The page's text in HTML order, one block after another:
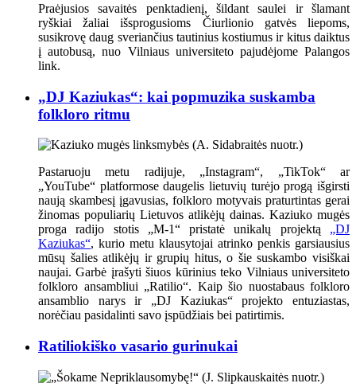
Praėjusios savaitės penktadienį, šildant saulei ir šlamant
ryškiai žaliai išsprogusioms Čiurlionio gatvės liepoms,
susikrovę daug sveriančius tautinius kostiumus ir kitus daiktus
į autobusą, nuo Vilniaus universiteto pajudėjome Palangos
link.
„DJ Kaziukas“: kai popmuzika suskamba
folkloro ritmu
Pastaruoju metu radijuje, „Instagram“, „TikTok“ ar
„YouTube“ platformose daugelis lietuvių turėjo progą išgirsti
naują skambesį įgavusias, folkloro motyvais praturtintas gerai
žinomas populiarių Lietuvos atlikėjų dainas. Kaziuko mugės
proga radijo stotis „M-1“ pristatė unikalų projektą „DJ
Kaziukas“, kurio metu klausytojai atrinko penkis garsiausius
mūsų šalies atlikėjų ir grupių hitus, o šie suskambo visiškai
naujai. Garbė įrašyti šiuos kūrinius teko Vilniaus universiteto
folkloro ansambliui „Ratilio“. Kaip šio nuostabaus folkloro
ansamblio narys ir „DJ Kaziukas“ projekto entuziastas,
norėčiau pasidalinti savo įspūdžiais bei patirtimis.
Ratiliokiško vasario gurinukai